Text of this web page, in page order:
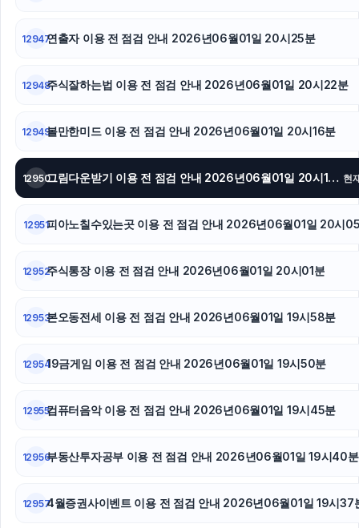
12947연출자 이용 전 점검 안내 2026년06월01일 20시25분
12948주식잘하는법 이용 전 점검 안내 2026년06월01일 20시22분
12949볼만한미드 이용 전 점검 안내 2026년06월01일 20시16분
12950 그림다운받기 이용 전 점검 안내 2026년06월01일 20시13분 현
12951피아노칠수있는곳 이용 전 점검 안내 2026년06월01일 20시
12952주식통장 이용 전 점검 안내 2026년06월01일 20시01분
12953본오동전세 이용 전 점검 안내 2026년06월01일 19시58분
1295419금게임 이용 전 점검 안내 2026년06월01일 19시50분
12955컴퓨터음악 이용 전 점검 안내 2026년06월01일 19시45분
12956부동산투자공부 이용 전 점검 안내 2026년06월01일 19시40분
129574월증권사이벤트 이용 전 점검 안내 2026년06월01일 19시37